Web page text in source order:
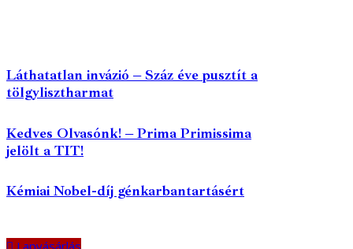
Láthatatlan invázió – Száz éve pusztít a
tölgylisztharmat
Kedves Olvasónk! – Prima Primissima
jelölt a TIT!
Kémiai Nobel-díj génkarbantartásért